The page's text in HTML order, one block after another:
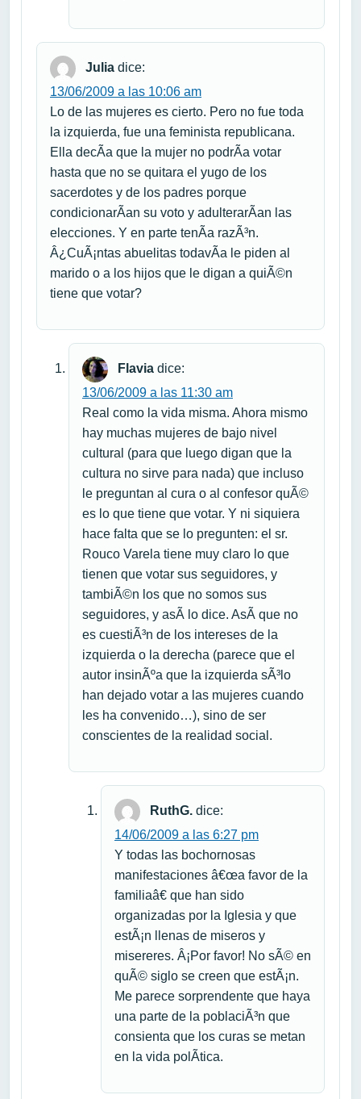
Julia dice:
13/06/2009 a las 10:06 am
Lo de las mujeres es cierto. Pero no fue toda
la izquierda, fue una feminista republicana.
Ella decÃ­a que la mujer no podrÃ­a votar
hasta que no se quitara el yugo de los
sacerdotes y de los padres porque
condicionarÃ­an su voto y adulterarÃ­an las
elecciones. Y en parte tenÃ­a razÃ³n.
Â¿CuÃ¡ntas abuelitas todavÃ­a le piden al
marido o a los hijos que le digan a quiÃ©n
tiene que votar?
Flavia dice:
13/06/2009 a las 11:30 am
Real como la vida misma. Ahora mismo
hay muchas mujeres de bajo nivel
cultural (para que luego digan que la
cultura no sirve para nada) que incluso
le preguntan al cura o al confesor quÃ©
es lo que tiene que votar. Y ni siquiera
hace falta que se lo pregunten: el sr.
Rouco Varela tiene muy claro lo que
tienen que votar sus seguidores, y
tambiÃ©n los que no somos sus
seguidores, y asÃ­ lo dice. AsÃ­ que no
es cuestiÃ³n de los intereses de la
izquierda o la derecha (parece que el
autor insinÃºa que la izquierda sÃ³lo
han dejado votar a las mujeres cuando
les ha convenido…), sino de ser
conscientes de la realidad social.
RuthG. dice:
14/06/2009 a las 6:27 pm
Y todas las bochornosas
manifestaciones â€œa favor de la
familiaâ€ que han sido
organizadas por la Iglesia y que
estÃ¡n llenas de miseros y
misereres. Â¡Por favor! No sÃ© en
quÃ© siglo se creen que estÃ¡n.
Me parece sorprendente que haya
una parte de la poblaciÃ³n que
consienta que los curas se metan
en la vida polÃ­tica.